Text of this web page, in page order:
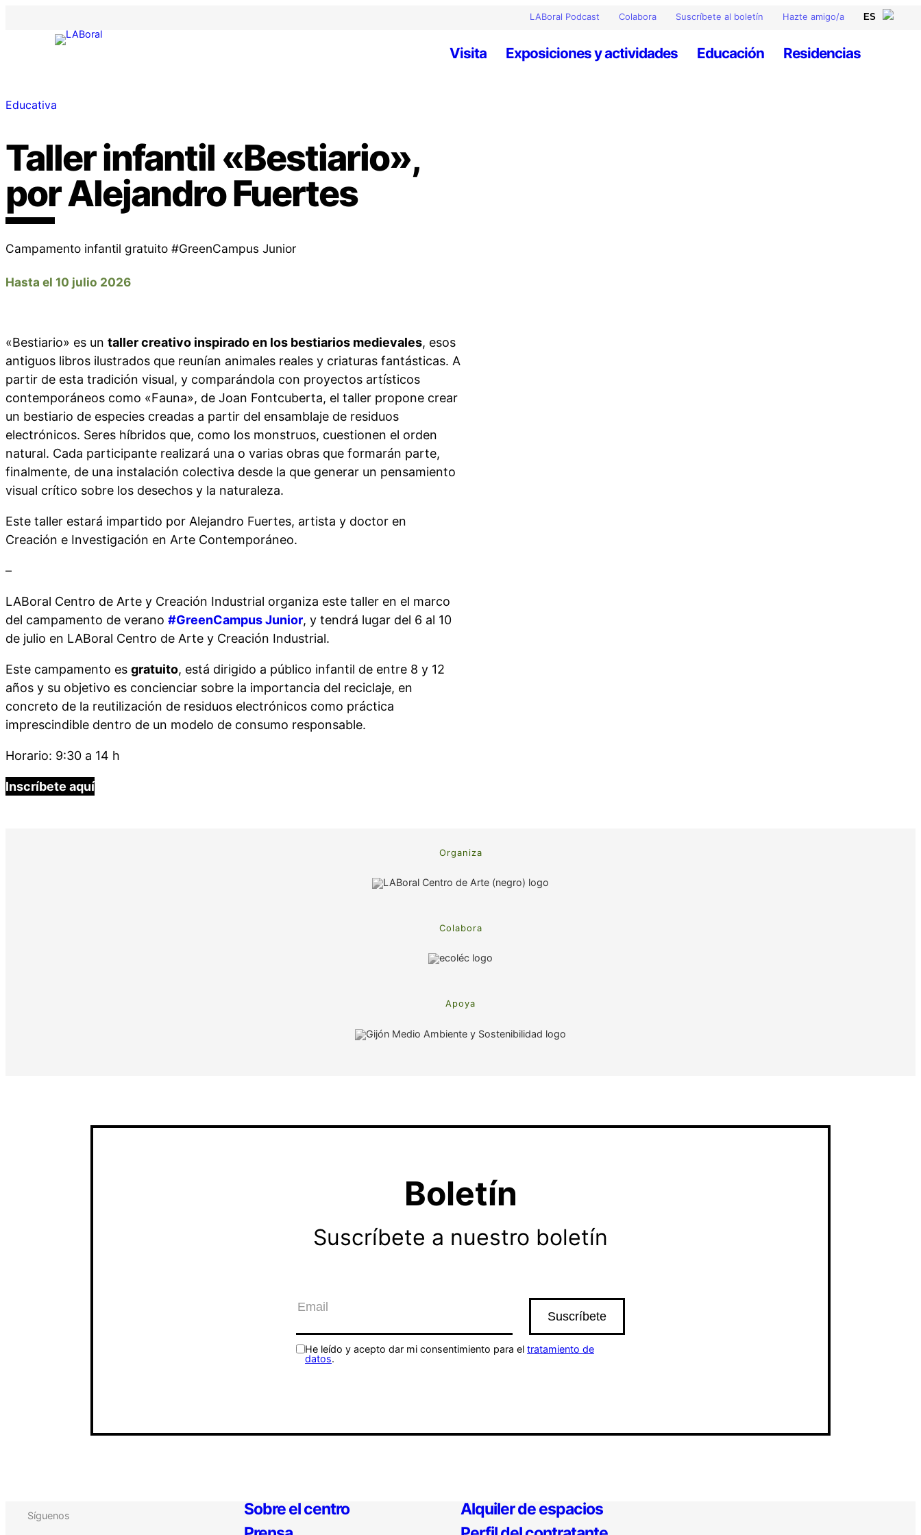
LABoral Podcast Colabora Suscríbete al boletín Hazte amigo/a
Visita Exposiciones y actividades Educación Residencias
Educativa
Taller infantil «Bestiario»,
por Alejandro Fuertes
Campamento infantil gratuito #GreenCampus Junior
Hasta el 10 julio 2026
«Bestiario» es un taller creativo inspirado en los bestiarios medievales, esos
antiguos libros ilustrados que reunían animales reales y criaturas fantásticas. A
partir de esta tradición visual, y comparándola con proyectos artísticos
contemporáneos como «Fauna», de Joan Fontcuberta, el taller propone crear
un bestiario de especies creadas a partir del ensamblaje de residuos
electrónicos. Seres híbridos que, como los monstruos, cuestionen el orden
natural. Cada participante realizará una o varias obras que formarán parte,
finalmente, de una instalación colectiva desde la que generar un pensamiento
visual crítico sobre los desechos y la naturaleza.
Este taller estará impartido por Alejandro Fuertes, artista y doctor en
Creación e Investigación en Arte Contemporáneo.
–
LABoral Centro de Arte y Creación Industrial organiza este taller en el marco
del campamento de verano #GreenCampus Junior, y tendrá lugar del 6 al 10
de julio en LABoral Centro de Arte y Creación Industrial.
Este campamento es gratuito, está dirigido a público infantil de entre 8 y 12
años y su objetivo es concienciar sobre la importancia del reciclaje, en
concreto de la reutilización de residuos electrónicos como práctica
imprescindible dentro de un modelo de consumo responsable.
Horario: 9:30 a 14 h
Inscríbete aquí
Organiza
Colabora
Apoya
Boletín
Suscríbete a nuestro boletín
He leído y acepto dar mi consentimiento para el tratamiento de
datos.
Síguenos
Sobre el centro
Alquiler de espacios